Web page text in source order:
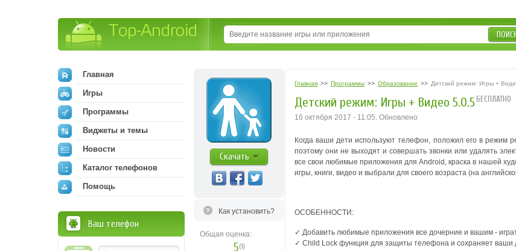
Скачать
Как установить?
Общая оценка:
5(1)
Главная >> Программы >> Образование >> Детский режим: Игры +
Детский режим: Игры + Видео 5.0.5 БЕСПЛАТНО
16 октября 2017 - 11:05. Обновлено
Когда ваши дети используют телефон, положил его в режим
поэтому они не выходят и совершать звонки или удалять
все свои любимые приложения для Android, краска в нашей
игры, книги, видео и выбрали для своего возраста (на
ОСОБЕННОСТИ:
✓ Добавить любимые приложения все дочерние и вашим -
✓ Child Lock функция для защиты телефона и сохраняет ваши
Главная
Игры
Программы
Виджеты и темы
Новости
Каталог телефонов
Помощь
Ваш телефон